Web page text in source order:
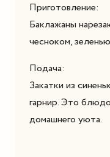
Приготовление:
Баклажаны
чесноком,
Подача:
Закатки из
гарнир. Это
домашнего уюта.